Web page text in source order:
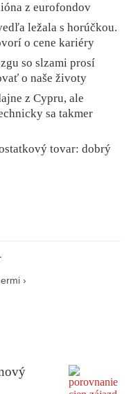
z eurofondov
ležala s horúčkou.
o cene kariéry
so slzami prosí
o naše životy
z Cypru, ale
sa takmer
tovar: dobrý
›